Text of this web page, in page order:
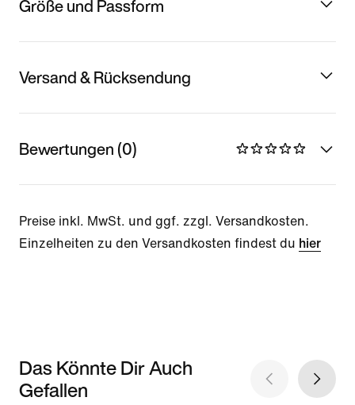
Größe und Passform
Versand & Rücksendung
Bewertungen (0)
Preise inkl. MwSt. und ggf. zzgl. Versandkosten.
Einzelheiten zu den Versandkosten findest du hier
Das Könnte Dir Auch
Gefallen